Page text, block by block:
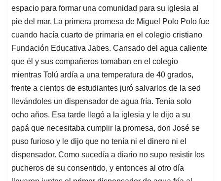
espacio para formar una comunidad para su iglesia al
pie del mar. La primera promesa de Miguel Polo Polo fue
cuando hacía cuarto de primaria en el colegio cristiano
Fundación Educativa Jabes. Cansado del agua caliente
que él y sus compañeros tomaban en el colegio
mientras Tolú ardía a una temperatura de 40 grados,
frente a cientos de estudiantes juró salvarlos de la sed
llevándoles un dispensador de agua fría. Tenía solo
ocho años. Esa tarde llegó a la iglesia y le dijo a su
papá que necesitaba cumplir la promesa, don José se
puso furioso y le dijo que no tenía ni el dinero ni el
dispensador. Como sucedía a diario no supo resistir los
pucheros de su consentido, y entonces al otro día